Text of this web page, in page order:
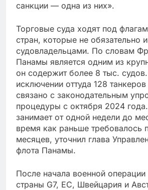
санкции — одна из них».
Торговые суда ходят под
стран, которые не обязательно
судовладельцами. По словам
Панамы является одним из
он содержит более 8 тыс.
исключении оттуда 128
связано с законодательным
процедуры с октября 2024
занимает от одной недели до
время как раньше требовалось
месяцев, уточнил глава
флота Панамы.
После начала военной операции
страны G7, ЕC, Швейцария и